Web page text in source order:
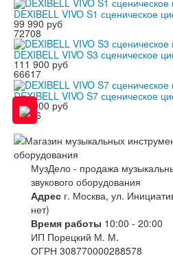
DEXIBELL VIVO S1 сценическое
99 990 руб
72708
DEXIBELL VIVO S3 сценическое
111 900 руб
66617
DEXIBELL VIVO S7 сценическое
150 000 руб
66616
МузДело - продажа
звукового оборудования
Адрес г. Москва, ул.
нет)
Время работы 10:00 - 20:00
ИП Порецкий М. М.
ОГРН 308770000288578